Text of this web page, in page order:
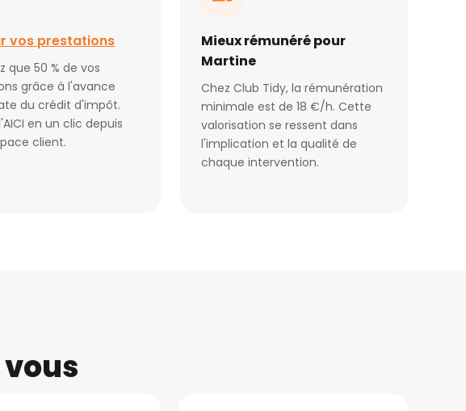
vos prestations
que 50 % de vos
grâce à l'avance
du crédit d'impôt.
en un clic depuis
client.
Mieux rémunéré pour
Martine
Chez Club Tidy, la rémunération
minimale est de 18 €/h. Cette
valorisation se ressent dans
l'implication et la qualité de
chaque intervention.